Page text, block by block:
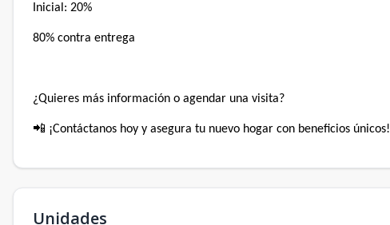
Inicial: 20%⁣
80% contra entrega⁣
¿Quieres más información o agendar una visita?⁣
📲 ¡Contáctanos hoy y asegura tu nuevo hogar con beneficios únicos!
Unidades